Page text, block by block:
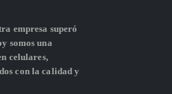
empresa superó
somos una
celulares,
con la calidad y